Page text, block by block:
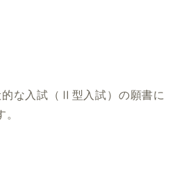
な入試（Ⅱ型入試）の願書に